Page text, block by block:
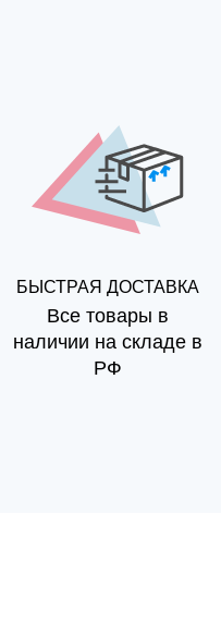
БЫСТРАЯ ДОСТАВКА
Все товары в
наличии на складе в
РФ